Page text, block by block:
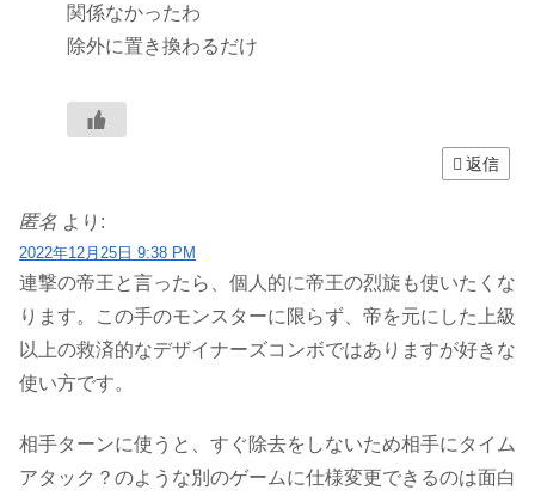
関係なかったわ
除外に置き換わるだけ
返信
匿名 より:
2022年12月25日 9:38 PM
連撃の帝王と言ったら、個人的に帝王の烈旋も使いたくな
ります。この手のモンスターに限らず、帝を元にした上級
以上の救済的なデザイナーズコンボではありますが好きな
使い方です。
相手ターンに使うと、すぐ除去をしないため相手にタイム
アタック？のような別のゲームに仕様変更できるのは面白